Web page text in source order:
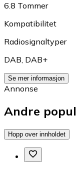
6.8 Tommer
Kompatibilitet
Radiosignaltyper
DAB, DAB+
Se mer informasjon
Annonse
Andre
Hopp over innholdet